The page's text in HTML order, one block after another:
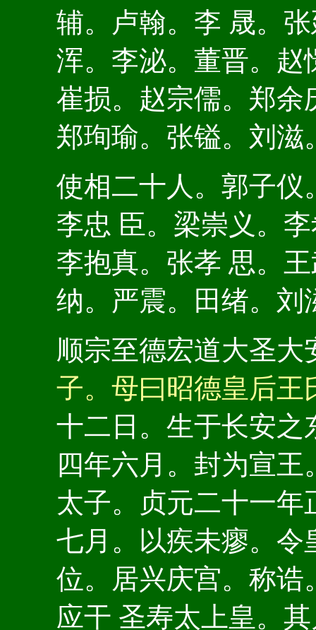
辅。卢翰。李 晟。
浑。李泌。董晋。赵
崔损。赵宗儒。郑余
郑珣瑜。张镒。刘滋
使相二十人。郭子仪
李忠 臣。梁崇义。
李抱真。张孝 思。
纳。严震。田绪。刘
顺宗至德宏道大圣大
子。母曰昭德皇后王
十二日。生于长安之
四年六月。封为宣
太子。贞元二十一年
七月。以疾未瘳。令
位。居兴庆宫。称诰
应干 圣寿太上皇。